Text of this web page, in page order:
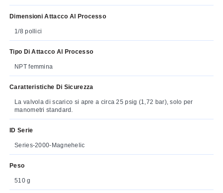
Dimensioni Attacco Al Processo
1/8 pollici
Tipo Di Attacco Al Processo
NPT femmina
Caratteristiche Di Sicurezza
La valvola di scarico si apre a circa 25 psig (1,72 bar), solo per
manometri standard.
ID Serie
Series-2000-Magnehelic
Peso
510 g